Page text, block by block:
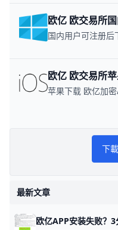
欧亿 欧交易所
欧亿 欧交易所
欧科泰达
欧
下載
最新文章